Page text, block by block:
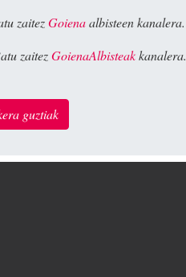
zaitezGoienaalbisteen kanalera.
zaitezGoienaAlbisteakkanalera.
guztiak